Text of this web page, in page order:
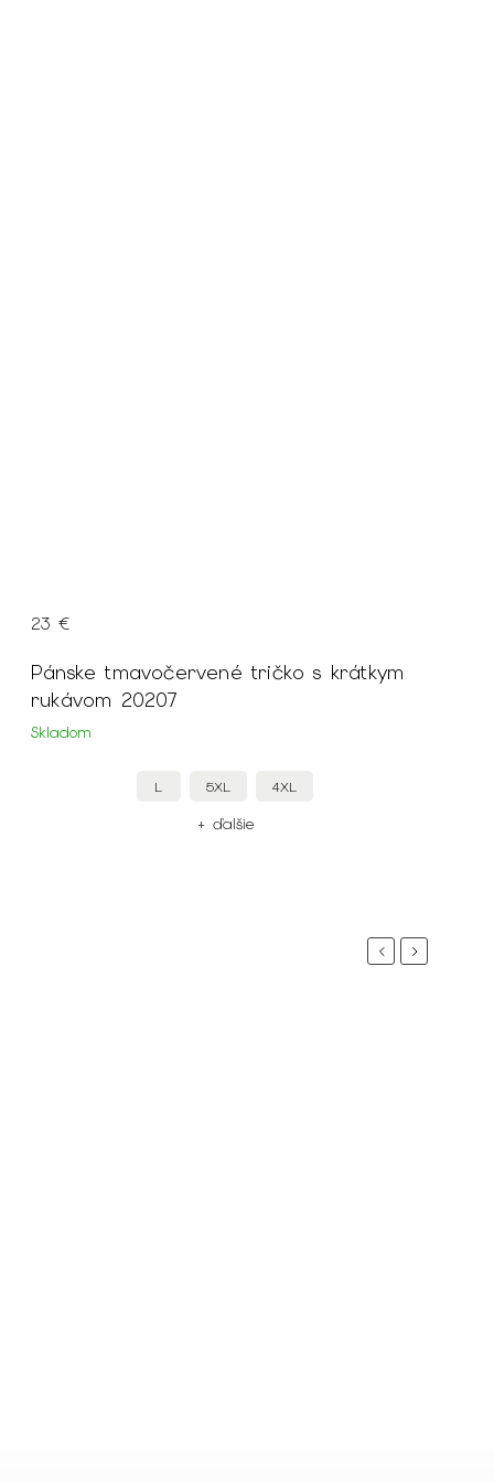
Pánske tmavočervené tričko s krátkym
rukávom 20207
Skladom
23 €
L 5XL 4XL
+ ďalšie
PreviousNext